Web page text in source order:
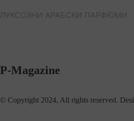
ЛУКСОЗНИ АРАБСКИ ПАРФЮМИ
P-Magazine
© Copyright 2024, All rights reserved.